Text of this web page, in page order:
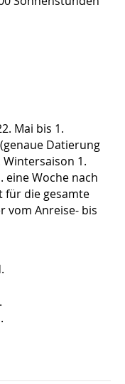
Mai bis 1.
Datierung
1.
eine Woche nach
für die gesamte
vom Anreise- bis